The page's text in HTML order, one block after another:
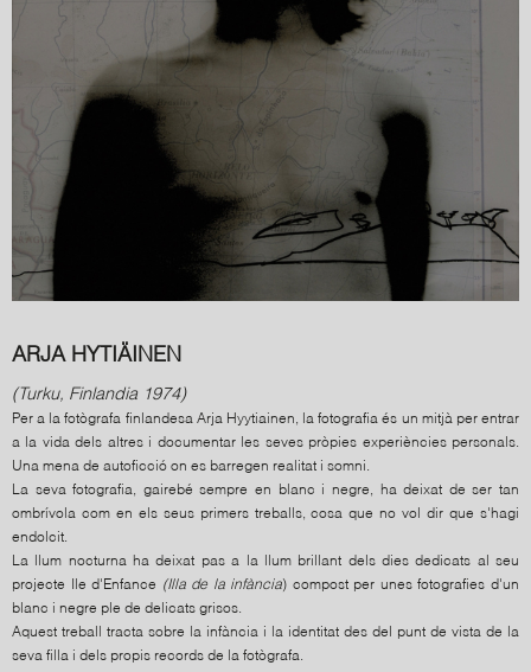
ARJA HYTIÄINEN
(Turku, Finlandia 1974)
Per a la fotògrafa finlandesa Arja Hyytiainen, la fotografia és un mitjà per entrar
a la vida dels altres i documentar les seves pròpies experiències personals.
Una mena de autoficció on es barregen realitat i somni.
La seva fotografia, gairebé sempre en blanc i negre, ha deixat de ser tan
ombrívola com en els seus primers treballs, cosa que no vol dir que s'hagi
endolcit.
La llum nocturna ha deixat pas a la llum brillant dels dies dedicats al seu
projecte Ile d'Enfance (Illa de la infància) compost per unes fotografies d'un
blanc i negre ple de delicats grisos.
Aquest treball tracta sobre la infància i la identitat des del punt de vista de la
seva filla i dels propis records de la fotògrafa.